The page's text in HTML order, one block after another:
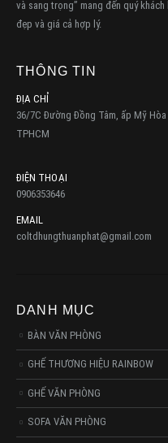
và sang trọng” mang đến quý
đẹp và giá cả hợp lý.
THÔNG TIN
ĐỊA CHỈ
36/7C Đường Đồng Tâm, ấp Mỹ Hòa
TPHCM
ĐIỆN THOẠI
0906353646
EMAIL
coltdhungthuanphat@gmail.com
DANH MỤC
BÀN VĂN PHÒNG
GHẾ THƯƠNG HIỆU RAINBOW
GHẾ VĂN PHÒNG
SOFA VĂN PHÒNG